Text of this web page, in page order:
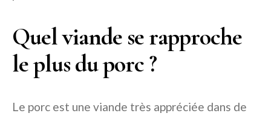
Quel viande se rapproche
le plus du porc ?
Le porc est une viande très appréciée dans de